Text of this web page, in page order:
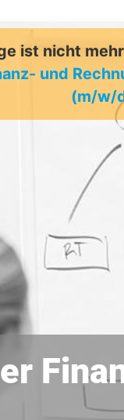
ist nicht
und
(m/w/